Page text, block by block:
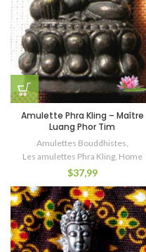
Amulette Phra Kling – Maître
Luang Phor Tim
Amulettes Bouddhistes
Les amulettes Phra Kling, Home
$37,99